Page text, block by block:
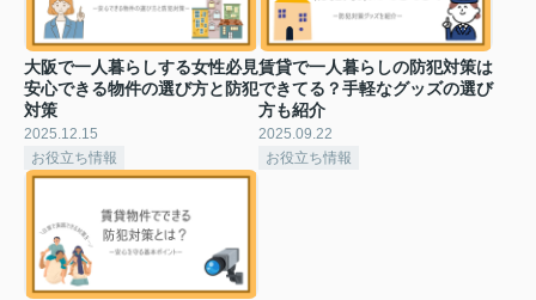
大阪で一人暮らしする女性必見
安心できる物件の選び方と防犯
対策
2025.12.15
お役立ち情報
賃貸で一人暮らしの防犯対策は
できてる？手軽なグッズの選び
方も紹介
2025.09.22
お役立ち情報